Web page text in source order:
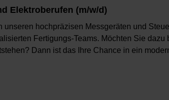
Elektroberufen (m/w/d)
unseren hochpräzisen Messgeräten und
Fertigungs-Teams. Möchten Sie dazu
Dann ist das Ihre Chance in ein